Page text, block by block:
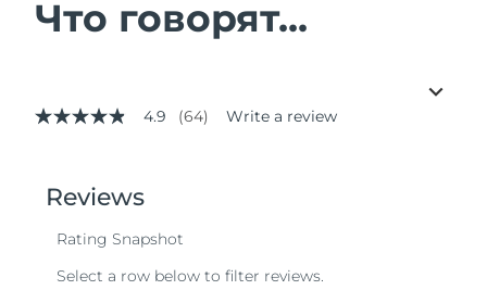
Что говорят...
4.9
stars,
average
value.
4.9 (64) Write a review